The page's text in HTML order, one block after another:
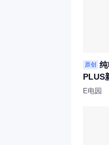
原创
PLUS
E电园